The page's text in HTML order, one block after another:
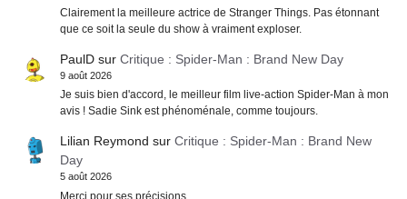
Clairement la meilleure actrice de Stranger Things. Pas étonnant
que ce soit la seule du show à vraiment exploser.
PaulDsur Critique : Spider-Man : Brand New Day
9 août 2026
Je suis bien d'accord, le meilleur film live-action Spider-Man à mon
avis ! Sadie Sink est phénoménale, comme toujours.
Lilian Reymond sur Critique : Spider-Man : Brand New
Day
5 août 2026
Merci pour ses précisions